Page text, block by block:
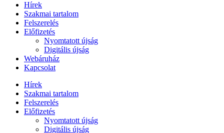
Hírek
Szakmai tartalom
Felszerelés
Előfizetés
Nyomtatott újság
Digitális újság
Webáruház
Kapcsolat
Hírek
Szakmai tartalom
Felszerelés
Előfizetés
Nyomtatott újság
Digitális újság